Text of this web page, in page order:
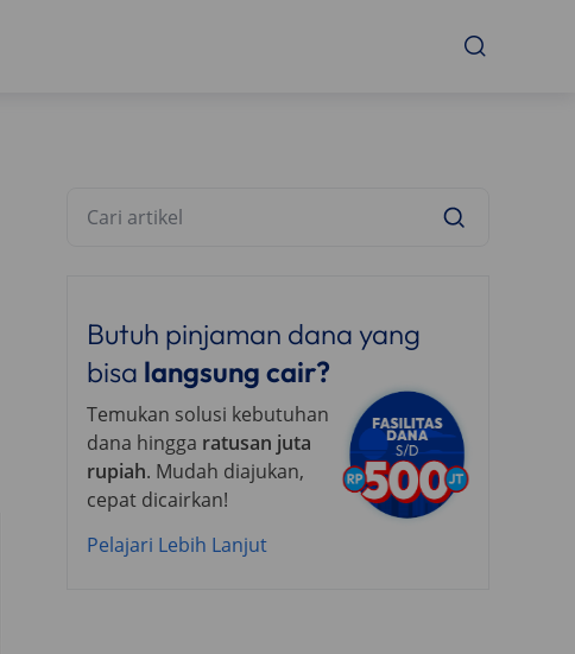
Butuh pinjaman dana yang
bisa langsung cair?
Temukan solusi kebutuhan
dana hingga ratusan juta
rupiah. Mudah diajukan,
cepat dicairkan!
Pelajari Lebih Lanjut